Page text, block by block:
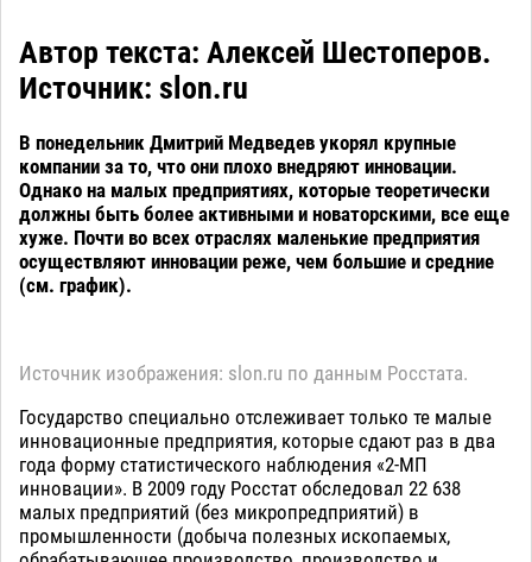
Автор текста: Алексей Шестоперов.
Источник: slon.ru
В понедельник Дмитрий Медведев укорял крупные
компании за то, что они плохо внедряют инновации.
Однако на малых предприятиях, которые теоретически
должны быть более активными и новаторскими, все еще
хуже. Почти во всех отраслях маленькие предприятия
осуществляют инновации реже, чем большие и средние
(см. график).
Источник изображения: slon.ru по данным Росстата.
Государство специально отслеживает только те малые
инновационные предприятия, которые сдают раз в два
года форму статистического наблюдения «2-МП
инновации». В 2009 году Росстат обследовал 22 638
малых предприятий (без микропредприятий) в
промышленности (добыча полезных ископаемых,